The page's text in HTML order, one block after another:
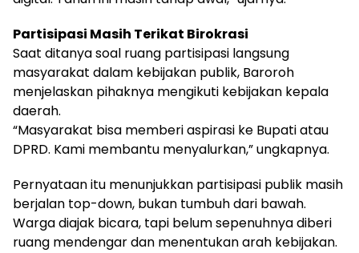
Partisipasi Masih Terikat Birokrasi
Saat ditanya soal ruang partisipasi langsung
masyarakat dalam kebijakan publik, Baroroh
menjelaskan pihaknya mengikuti kebijakan kepala
daerah.
“Masyarakat bisa memberi aspirasi ke Bupati atau
DPRD. Kami membantu menyalurkan,” ungkapnya.
Pernyataan itu menunjukkan partisipasi publik masih
berjalan top-down, bukan tumbuh dari bawah.
Warga diajak bicara, tapi belum sepenuhnya diberi
ruang mendengar dan menentukan arah kebijakan.